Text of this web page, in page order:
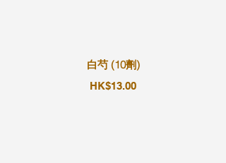
白芍 (10劑)
HK$13.00